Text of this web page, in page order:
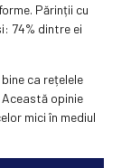
Părinții cu
74% dintre ei
ca rețelele
opinie
mici în mediul